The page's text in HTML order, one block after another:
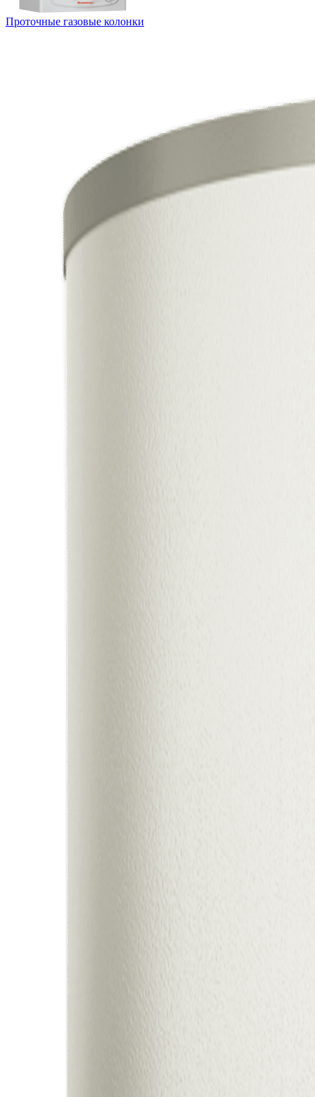
Проточные газовые колонки